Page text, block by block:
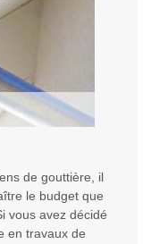
de gouttière, il
le budget que
vous avez décidé
en travaux de